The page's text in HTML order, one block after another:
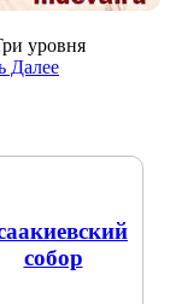
уровня
Далее
собор